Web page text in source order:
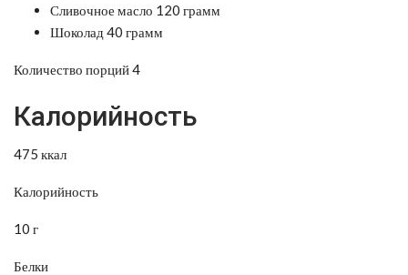
Сливочное масло 120 грамм
Шоколад 40 грамм
Количество порций 4
Калорийность
475 ккал
Калорийность
10 г
Белки